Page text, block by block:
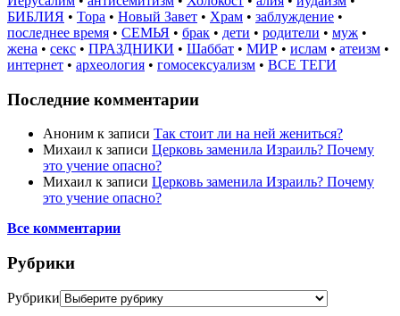
БИБЛИЯ • Тора • Новый Завет • Храм • заблуждение •
последнее время • СЕМЬЯ • брак • дети • родители • муж •
жена • секс • ПРАЗДНИКИ • Шаббат • МИР • ислам • атеизм •
интернет • археология • гомосексуализм • ВСЕ ТЕГИ
Последние комментарии
Аноним к записи Так стоит ли на ней жениться?
Михаил к записи Церковь заменила Израиль? Почему
это учение опасно?
Михаил к записи Церковь заменила Израиль? Почему
это учение опасно?
Все комментарии
Рубрики
Рубрики